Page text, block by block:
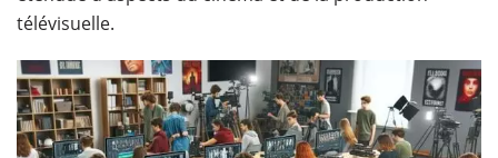
télévisuelle.